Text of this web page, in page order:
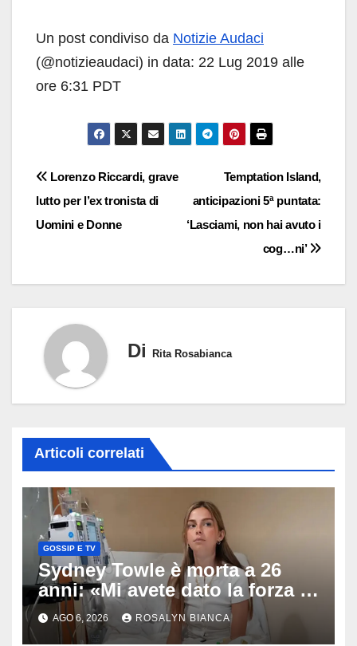
Un post condiviso da Notizie Audaci
(@notizieaudaci) in data: 22 Lug 2019 alle
ore 6:31 PDT
Navigazione
articoli
Temptation Island,
anticipazioni 5ª puntata:
‘Lasciami, non hai avuto i
cog…ni’
Lorenzo Riccardi, grave
lutto per l’ex tronista di
Uomini e Donne
Di Rita Rosabianca
Articoli correlati
GOSSIP E TV
Sydney Towle è morta a 26
anni: «Mi avete dato la forza di
andare avanti», l’ultimo
messaggio dell’influencer
AGO 6, 2026 ROSALYN BIANCA